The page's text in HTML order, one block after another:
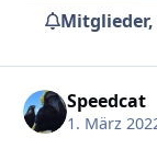
Speedcat
1. März